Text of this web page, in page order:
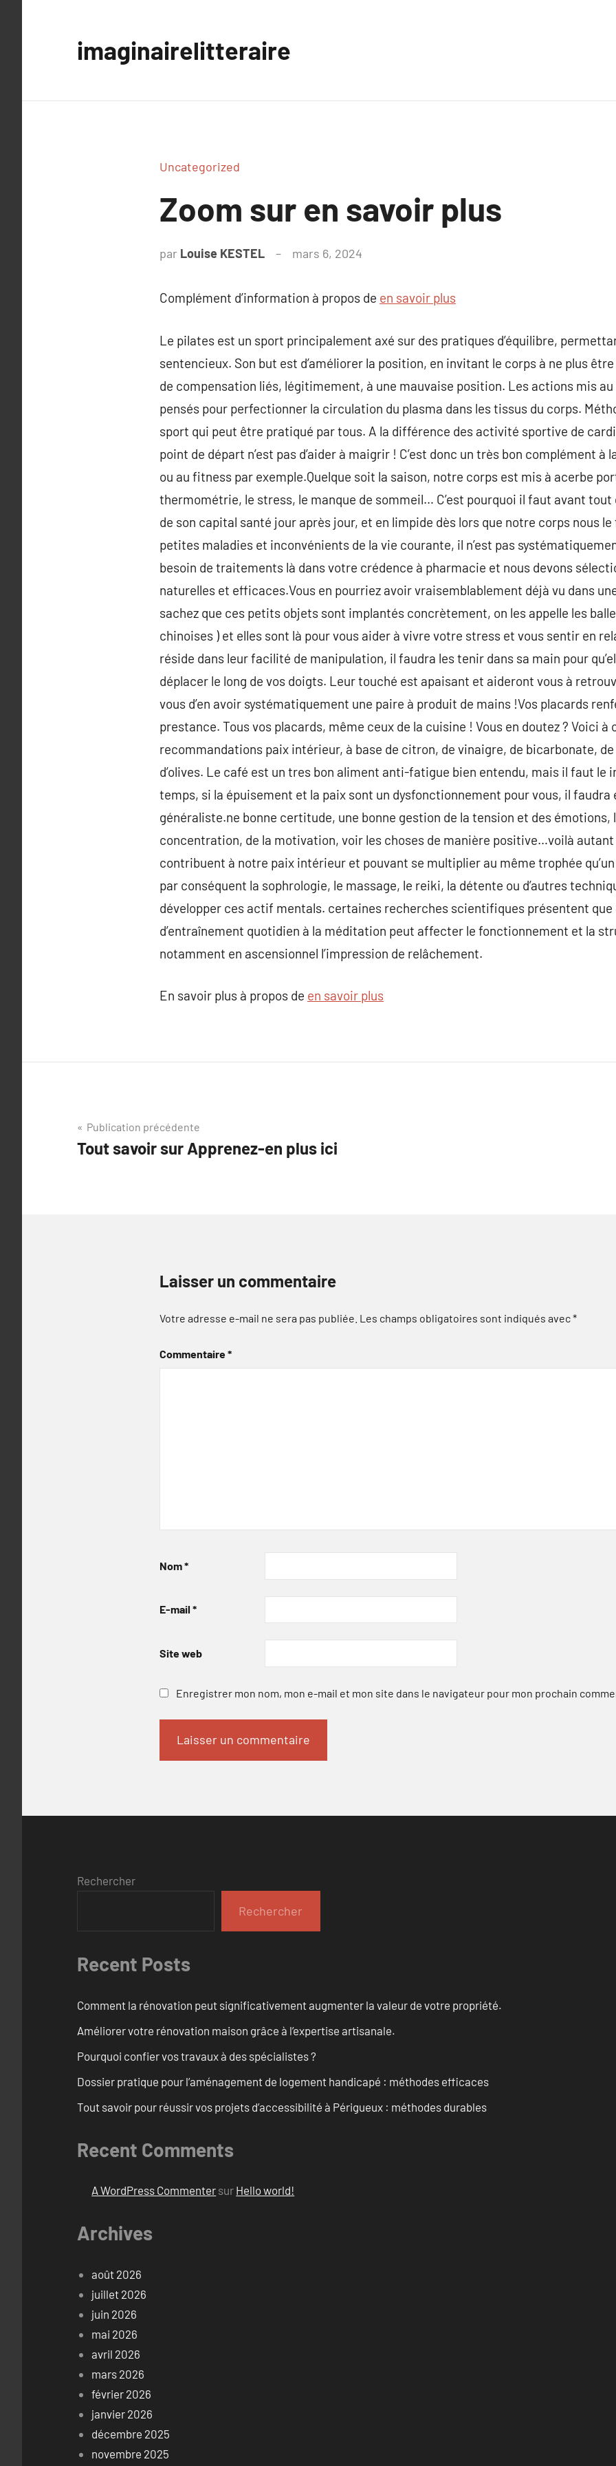
imaginairelitteraire
Uncategorized
Zoom sur en savoir plus
par Louise KESTEL mars 6, 2024
Complément d’information à propos de en savoir plus
Le pilates est un sport principalement axé sur des pratiques d’équilibre,
sentencieux. Son but est d’améliorer la position, en invitant le corps à ne plus
de compensation liés, légitimement, à une mauvaise position. Les actions mis
pensés pour perfectionner la circulation du plasma dans les tissus du corps.
sport qui peut être pratiqué par tous. A la différence des activité sportive de
point de départ n’est pas d’aider à maigrir ! C’est donc un très bon complément à
ou au fitness par exemple.Quelque soit la saison, notre corps est mis à acerbe
thermométrie, le stress, le manque de sommeil… C’est pourquoi il faut avant
de son capital santé jour après jour, et en limpide dès lors que notre corps nous
petites maladies et inconvénients de la vie courante, il n’est pas
besoin de traitements là dans votre crédence à pharmacie et nous devons
naturelles et efficaces.Vous en pourriez avoir vraisemblablement déjà vu dans
sachez que ces petits objets sont implantés concrètement, on les appelle les
chinoises ) et elles sont là pour vous aider à vivre votre stress et vous sentir en
réside dans leur facilité de manipulation, il faudra les tenir dans sa main pour
déplacer le long de vos doigts. Leur touché est apaisant et aideront vous à
vous d’en avoir systématiquement une paire à produit de mains !Vos placards
prestance. Tous vos placards, même ceux de la cuisine ! Vous en doutez ? Voici
recommandations paix intérieur, à base de citron, de vinaigre, de bicarbonate, de
d’olives. Le café est un tres bon aliment anti-fatigue bien entendu, mais il faut le
temps, si la épuisement et la paix sont un dysfonctionnement pour vous, il faudra
généraliste.ne bonne certitude, une bonne gestion de la tension et des émotions,
concentration, de la motivation, voir les choses de manière positive…voilà autant
contribuent à notre paix intérieur et pouvant se multiplier au même trophée
par conséquent la sophrologie, le massage, le reiki, la détente ou d’autres
développer ces actif mentals. certaines recherches scientifiques présentent que
d’entraînement quotidien à la méditation peut affecter le fonctionnement et la
notamment en ascensionnel l’impression de relâchement.
En savoir plus à propos de en savoir plus
Navigation
de
Publication précédente
Tout savoir sur Apprenez-en plus ici
Laisser un commentaire
Votre adresse e-mail ne sera pas publiée. Les champs obligatoires sont indiqués avec*
Commentaire*
Nom*
E-mail *
Site web
Enregistrer mon nom, mon e-mail et mon site dans le navigateur pour mon prochain
Rechercher
Rechercher
Recent Posts
Comment la rénovation peut significativement augmenter la valeur de votre propriété.
Améliorer votre rénovation maison grâce à l’expertise artisanale.
Pourquoi confier vos travaux à des spécialistes ?
Dossier pratique pour l’aménagement de logement handicapé : méthodes efficaces
Tout savoir pour réussir vos projets d’accessibilité à Périgueux : méthodes durables
Recent Comments
A WordPress Commenter sur Hello world!
Archives
août 2026
juillet 2026
juin 2026
mai 2026
avril 2026
mars 2026
février 2026
janvier 2026
décembre 2025
novembre 2025